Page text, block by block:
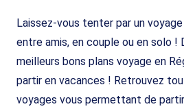
Laissez-vous tenter par un
entre amis, en couple ou en solo !
meilleurs bons plans voyage en
partir en vacances ! Retrouvez
voyages vous permettant de